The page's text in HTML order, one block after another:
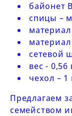
байонет
спицы –
сетевой
вес - 0,56
чехол –
Предлагаем
семейством